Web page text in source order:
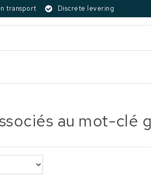
transport Discrete levering
au mot-clé